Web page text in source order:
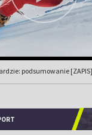
podsumowanie [ZAPIS]